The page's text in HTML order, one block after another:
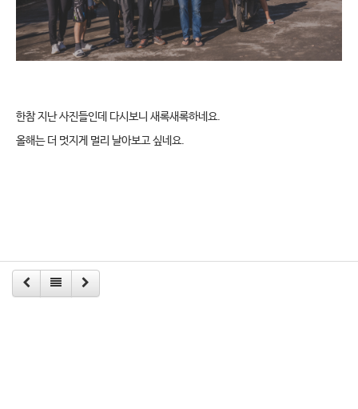
한참 지난 사진들인데 다시보니 새록새록하네요.
올해는 더 멋지게 멀리 날아보고 싶네요.